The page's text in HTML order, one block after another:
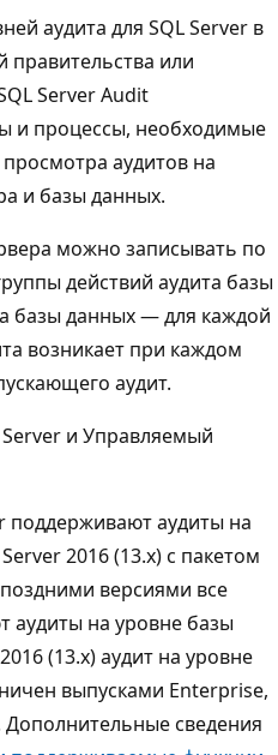
аудита для SQL Server в
правительства или
Server Audit
и процессы, необходимые
аудитов на
и базы данных.
можно записывать по
действий аудита базы
базы данных — для каждой
возникает при каждом
аудит.
Server и Управляемый
поддерживают аудиты на
2016 (13.x) с пакетом
версиями все
аудиты на уровне базы
(13.x) аудит на уровне
выпусками Enterprise,
сведения